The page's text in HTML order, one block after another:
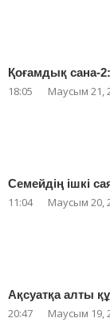
Қоғамдық сана-
18:05 Маусым 21,
Семейдің ішкі
11:04 Маусым 20,
Ақсуатқа алты
20:47 Маусым 19,